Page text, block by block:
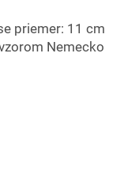
priemer: 11 cm
Nemecko